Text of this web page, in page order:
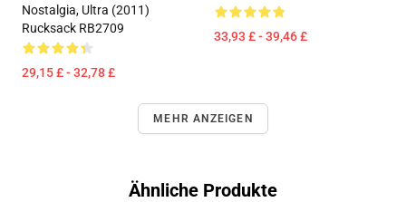
Nostalgia, Ultra (2011)
Rucksack RB2709
29,15 £ - 32,78 £
33,93 £ - 39,46 £
MEHR ANZEIGEN
Ähnliche Produkte